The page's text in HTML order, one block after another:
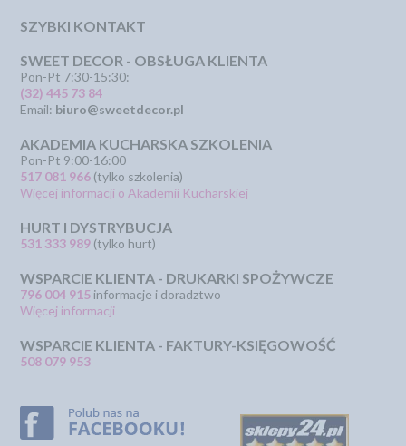
SZYBKI KONTAKT
SWEET DECOR - OBSŁUGA KLIENTA
Pon-Pt 7:30-15:30:
(32) 445 73 84
Email: biuro@sweetdecor.pl
AKADEMIA KUCHARSKA SZKOLENIA
Pon-Pt 9:00-16:00
517 081 966 (tylko szkolenia)
Więcej informacji o Akademii Kucharskiej
HURT I DYSTRYBUCJA
531 333 989 (tylko hurt)
WSPARCIE KLIENTA - DRUKARKI SPOŻYWCZE
796 004 915 informacje i doradztwo
Więcej informacji
WSPARCIE KLIENTA - FAKTURY-KSIĘGOWOŚĆ
508 079 953